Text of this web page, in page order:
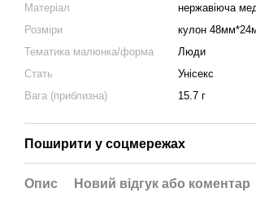
Матеріал
нержавіюча
Розміри
кулон
Тематика малюнка/форма
Люди
Стать
Унісекс
Вага (приблизна)
15.7 г
Поширити у соцмережах
Опис Новий відгук або коментар